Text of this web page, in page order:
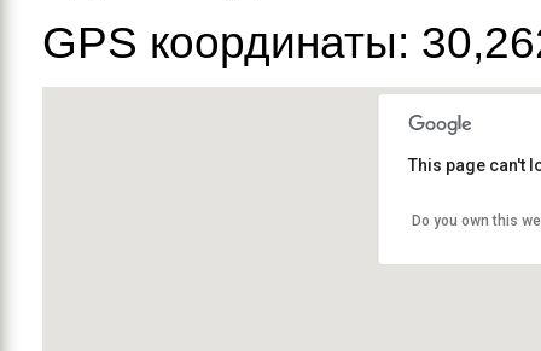
GPS координаты:
This page can't
Do you own this